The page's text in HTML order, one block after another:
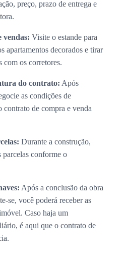
preço, prazo de entrega e
vendas: Visite o estande para
apartamentos decorados e tirar
com os corretores.
do contrato: Após
as condições de
contrato de compra e venda
Durante a construção,
parcelas conforme o
Após a conclusão da obra
se, você poderá receber as
Caso haja um
é aqui que o contrato de